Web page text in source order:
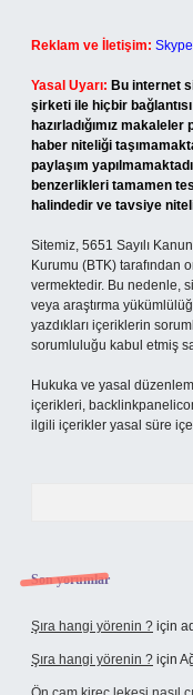
Reklam ve İletişim:
Yasal Uyarı: Bu internet
şirketi ile hiçbir
hazırladığımız
haber niteliği
paylaşım
benzerlikleri tamamen
halindedir ve tavsiye
Sitemiz, 5651 Sayılı
Kurumu (BTK) tarafından
vermektedir. Bu nedenle,
veya araştırma
yazdıkları içeriklerin
sorumluluğu kabul etmiş
Hukuka ve yasal
içerikleri,
ilgili içerikler yasal süre
Son yorumlar
Şıra hangi yörenin ? için
Şıra hangi yörenin ? için